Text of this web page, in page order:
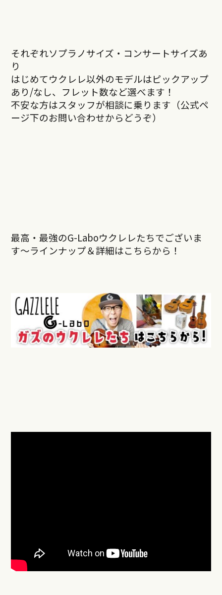
それぞれソプラノサイズ・コンサートサイズあ
り
はじめてウクレレ以外のモデルはピックアップ
あり/なし、フレット数など選べます！
不安な方はスタッフが相談に乗ります（公式ペ
ージ下のお問い合わせからどうぞ）
最高・最強のG-Laboウクレレたちでございま
す〜ラインナップ＆詳細はこちらから！